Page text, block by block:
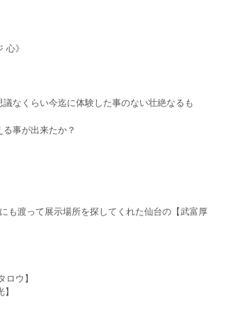
心》
なくらい今迄に体験した事のない壮絶なるも
事が出来たか？
も渡って展示場所を探してくれた仙台の【武富厚
ウ】